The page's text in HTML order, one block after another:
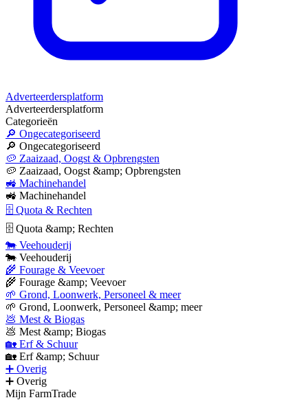
Adverteerdersplatform
Adverteerdersplatform
Categorieën
🔎 Ongecategoriseerd
🔎 Ongecategoriseerd
🥔 Zaaizaad, Oogst & Opbrengsten
🥔 Zaaizaad, Oogst &amp; Opbrengsten
🚜 Machinehandel
🚜 Machinehandel
🗄 Quota & Rechten
🗄 Quota &amp; Rechten
🐄 Veehouderij
🐄 Veehouderij
🌾 Fourage & Veevoer
🌾 Fourage &amp; Veevoer
🌱 Grond, Loonwerk, Personeel & meer
🌱 Grond, Loonwerk, Personeel &amp; meer
💩 Mest & Biogas
💩 Mest &amp; Biogas
🏡 Erf & Schuur
🏡 Erf &amp; Schuur
➕ Overig
➕ Overig
Mijn FarmTrade